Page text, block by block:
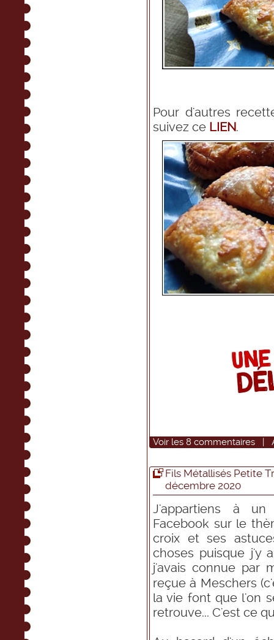
Pour d'autres
suivez ce LIEN.
Voir les 8 commentaires
Fils Métallisés Petite
décembre 2020
J'appartiens à
Facebook sur le
croix et ses
choses puisque j'y
j'avais connue par
reçue à Meschers
la vie font que l'on
retrouve... C'est ce